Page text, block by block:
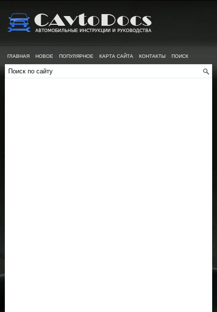
ГЛАВНАЯ НОВОЕ ПОПУЛЯРНОЕ КАРТА САЙТА КОНТАКТЫ ПОИСК